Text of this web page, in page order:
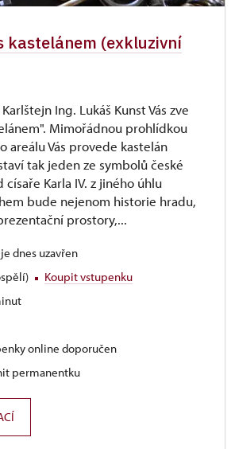
kastelánem (exkluzivní
Ing. Lukáš Kunst Vás zve
Mimořádnou prohlídkou
areálu Vás provede kastelán
tak jeden ze symbolů české
Karla IV. z jiného úhlu
bude nejenom historie hradu,
prostory,...
dnes uzavřen
Koupit vstupenku
online doporučen
permanentku